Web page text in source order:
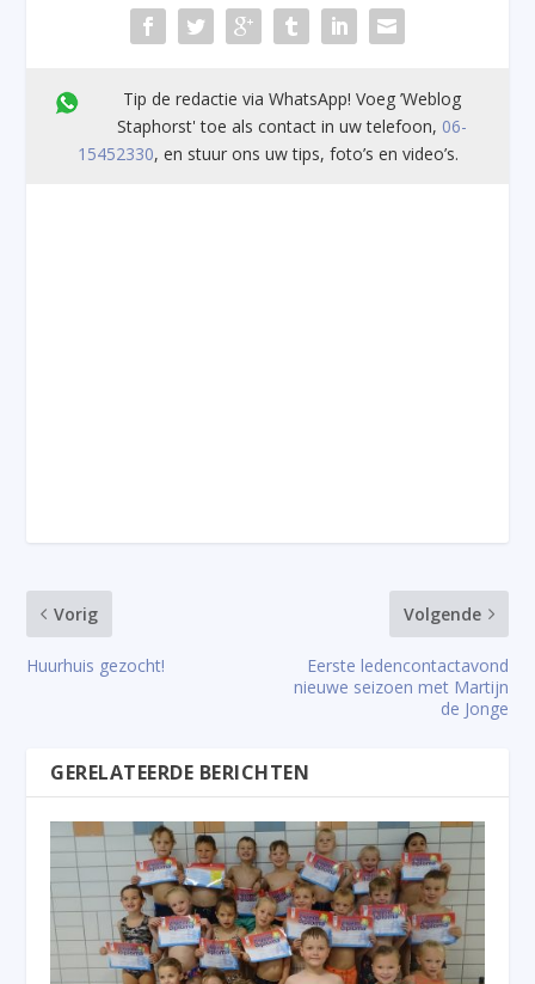
Tip de redactie via WhatsApp! Voeg ’Weblog
Staphorst' toe als contact in uw telefoon, 06-
15452330, en stuur ons uw tips, foto’s en video’s.
Vorig
Huurhuis gezocht!
Volgende
Eerste ledencontactavond
nieuwe seizoen met Martijn
de Jonge
GERELATEERDE BERICHTEN